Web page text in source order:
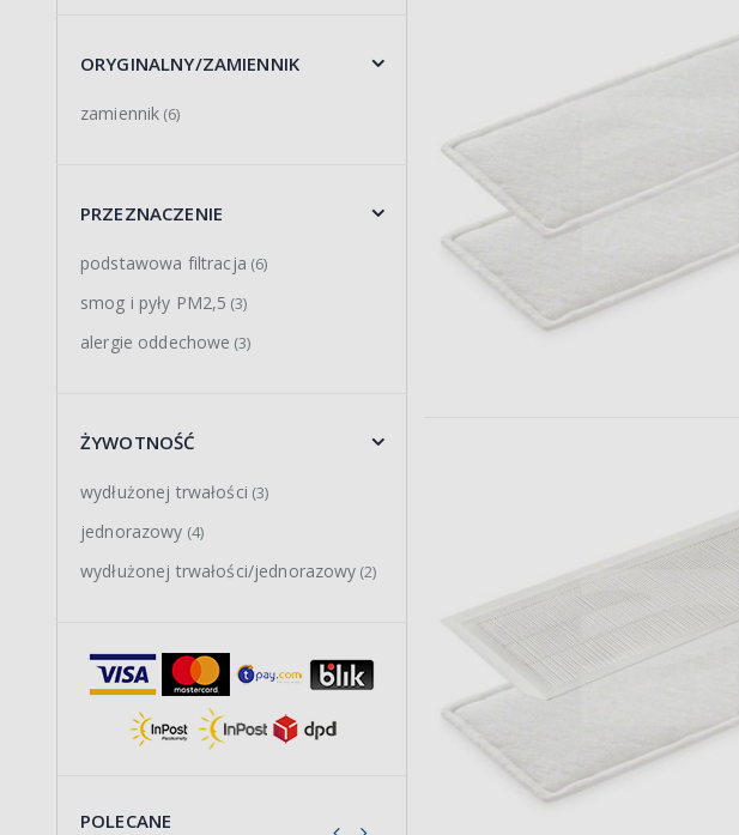
ORYGINALNY/ZAMIENNIK
zamiennik (6)
PRZEZNACZENIE
podstawowa filtracja (6)
smog i pyły PM2,5 (3)
alergie oddechowe (3)
ŻYWOTNOŚĆ
wydłużonej trwałości (3)
jednorazowy (4)
wydłużonej trwałości/jednorazowy (2)
POLECANE